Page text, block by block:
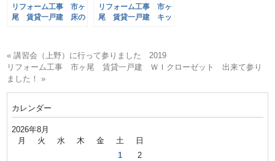
リフォーム工事 市ヶ
尾 賃貸一戸建 床の
リフォーム工事 市ヶ
尾 賃貸一戸建 キッ
« 講習会（上野）に行って参りました 2019
リフォーム工事 市ヶ尾 賃貸一戸建 ＷＩクローゼット 出来て参り
ました！ »
カレンダー
2026年8月
月 火 水 木 金 土 日
1 2